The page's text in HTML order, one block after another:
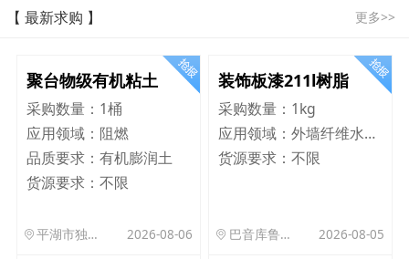
【 最新求购 】 更多>>
聚台物级有机粘土
采购数量： 1桶
应用领域： 阻燃
品质要求： 有机膨润土
货源要求： 不限
平湖市独山港镇集港路 589 号 2026-08-06
装饰板漆211l树脂
采购数量： 1kg
应用领域：
外墙纤维水泥板
货源要求：不限
巴音库鲁提镇,托帕口岸六号库房 2026-08-05